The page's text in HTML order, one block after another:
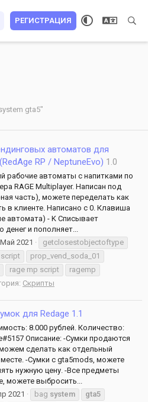
РЕГИСТРАЦИЯ
gta5"
автоматов для
RP / NeptuneEvo) 1.0
рабочие автоматы с напитками по
RAGE Multiplayer. Написан под
часть), можете переделать как
в клиенте. Написано с 0. Клавиша
автомата) - K Списывает
и пополняет...
2021
getclosestobjectoftype
prop_vend_soda_01
rage mp script
ragemp
Скрипты
для Redage 1.1
8.000 рублей. Количество:
Описание: -Сумки продаются
сделать как отдельный
-Сумки с gta5mods, можете
нужную цену. -Все предметы
можете выбросить...
2021 bag system
gta5